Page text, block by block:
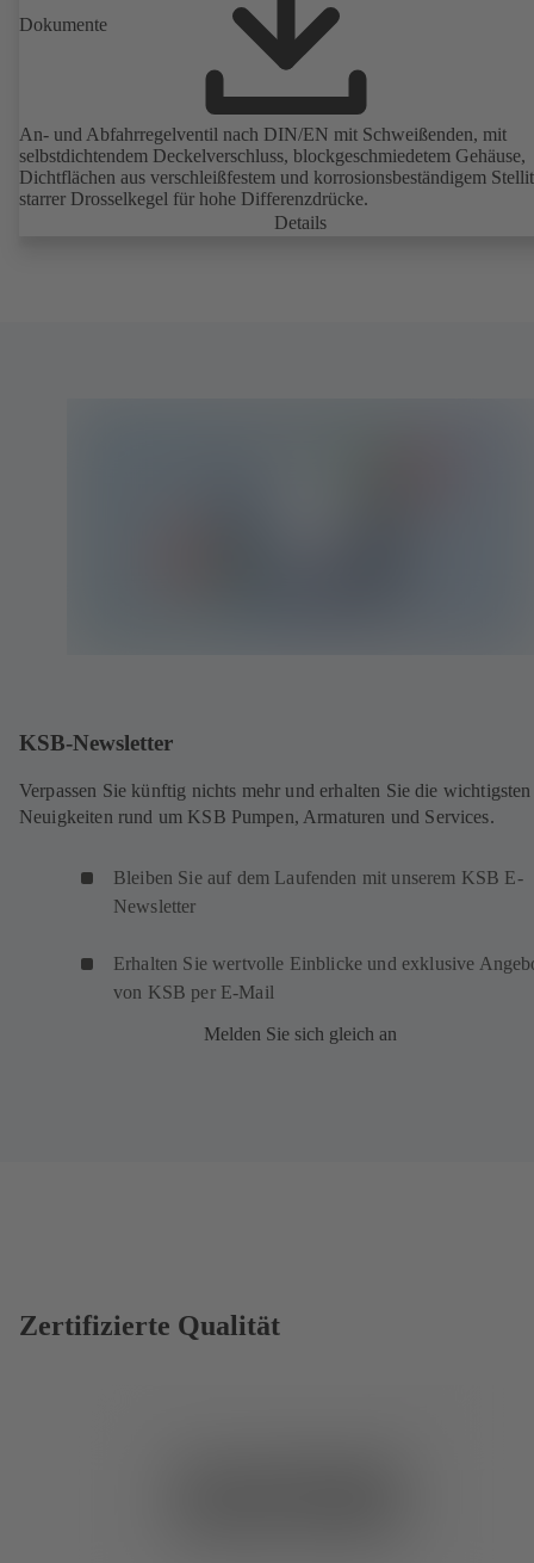
Dokumente
An- und Abfahrregelventil nach DIN/EN mit Schweißenden, mit
selbstdichtendem Deckelverschluss, blockgeschmiedetem Gehäuse,
Dichtflächen aus verschleißfestem und korrosionsbeständigem
starrer Drosselkegel für hohe Differenzdrücke.
Details
KSB-Newsletter
Verpassen Sie künftig nichts mehr und erhalten Sie die wichtigsten
Neuigkeiten rund um KSB Pumpen, Armaturen und Services.
Bleiben Sie auf dem Laufenden mit unserem KSB E-
Newsletter
Erhalten Sie wertvolle Einblicke und exklusive
von KSB per E-Mail
Melden Sie sich gleich an
Zertifizierte Qualität